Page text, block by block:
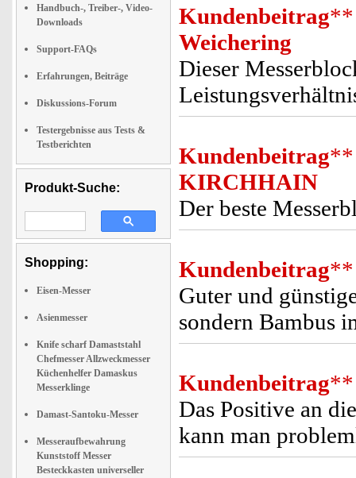
Handbuch-, Treiber-, Video-
Downloads
Support-FAQs
Erfahrungen, Beiträge
Diskussions-Forum
Testergebnisse aus Tests &
Testberichten
Produkt-Suche:
Shopping:
Eisen-Messer
Asienmesser
Knife scharf Damaststahl
Chefmesser Allzweckmesser
Küchenhelfer Damaskus
Messerklinge
Damast-Santoku-Messer
Messeraufbewahrung
Kunststoff Messer
Besteckkasten universeller
Kundenbeitrag**
Weichering
Dieser
Kundenbeitrag**
KIRCHHAIN
Der beste
Kundenbeitrag**
Guter und
sondern Bambus
Kundenbeitrag**
Das Positive an
kann man